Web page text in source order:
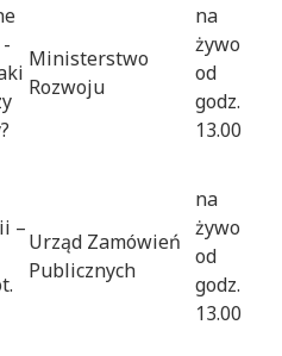
Ministerstwo
Rozwoju
na
żywo
od
godz.
13.00
–
Urząd Zamówień
Publicznych
na
żywo
od
godz.
13.00